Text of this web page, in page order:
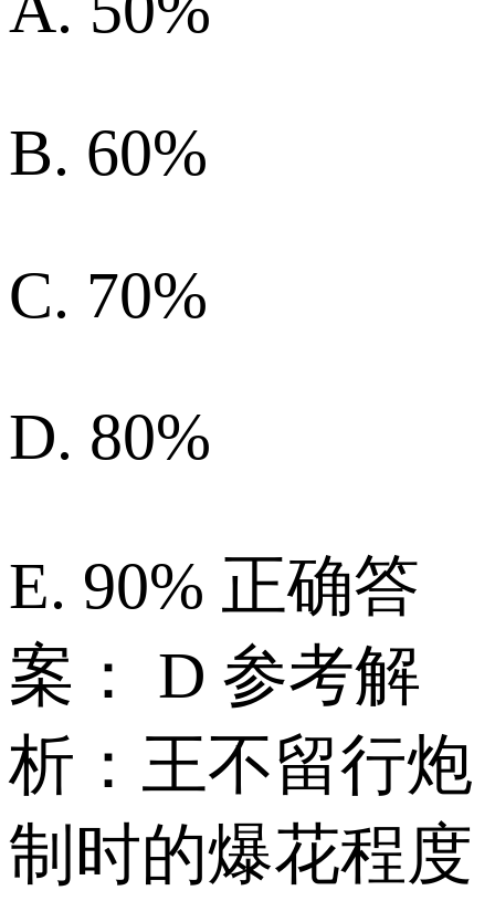
B. 60%
C. 70%
D. 80%
E. 90% 正确答
案： D 参考解
析：王不留行炮
制时的爆花程度